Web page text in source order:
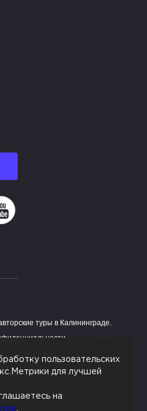
Instagram
в Facebook
Наш канал на YouTube
туры в Калининграде.
персональных данных
на HostCMS
пользовательских
для лучшей
на